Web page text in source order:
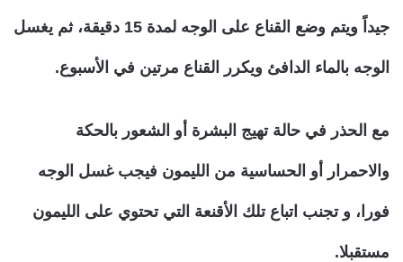
جيداً ويتم وضع القناع على الوجه لمدة 15 دقيقة، ثم يغسل
الوجه بالماء الدافئ ويكرر القناع مرتين في الأسبوع.
مع الحذر في حالة تهيج البشرة أو الشعور بالحكة
والاحمرار أو الحساسية من الليمون فيجب غسل الوجه
فورا، و تجنب اتباع تلك الأقنعة التي تحتوي على الليمون
مستقبلا.